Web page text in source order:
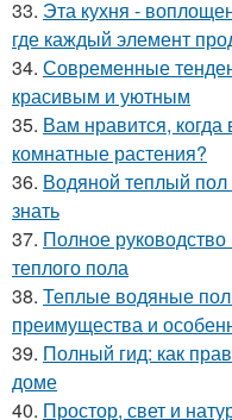
33. Эта кухня -
где каждый элемент
34. Современные
красивым и уютным
35. Вам нравится,
комнатные растения?
36. Водяной теплый
знать
37. Полное
теплого пола
38. Теплые водяные
преимущества и
39. Полный гид: как
доме
40. Простор, свет и